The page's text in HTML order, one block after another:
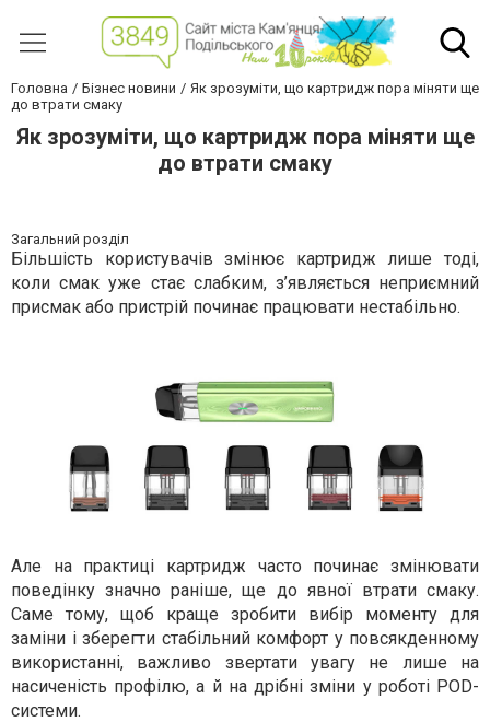
Головна Бізнес новини
Як зрозуміти, що картридж пора міняти ще
до втрати смаку
Як зрозуміти, що картридж пора міняти ще
до втрати смаку
Загальний розділ
Більшість користувачів змінює картридж лише тоді,
коли смак уже стає слабким, з’являється неприємний
присмак або пристрій починає працювати нестабільно.
Але на практиці картридж часто починає змінювати
поведінку значно раніше, ще до явної втрати смаку.
Саме тому, щоб краще зробити вибір моменту для
заміни і зберегти стабільний комфорт у повсякденному
використанні, важливо звертати увагу не лише на
насиченість профілю, а й на дрібні зміни у роботі POD-
системи.